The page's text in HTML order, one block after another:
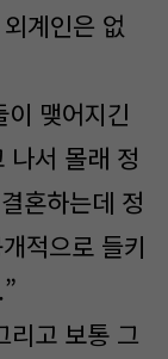
계인은 없
맺어지긴
나서 몰래 정
혼하는데 정
적으로 들키
고 보통 그